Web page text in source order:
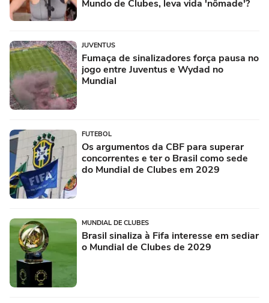
Mundo de Clubes, leva vida 'nômade'?
JUVENTUS
Fumaça de sinalizadores força pausa no
jogo entre Juventus e Wydad no
Mundial
FUTEBOL
Os argumentos da CBF para superar
concorrentes e ter o Brasil como sede
do Mundial de Clubes em 2029
MUNDIAL DE CLUBES
Brasil sinaliza à Fifa interesse em sediar
o Mundial de Clubes de 2029